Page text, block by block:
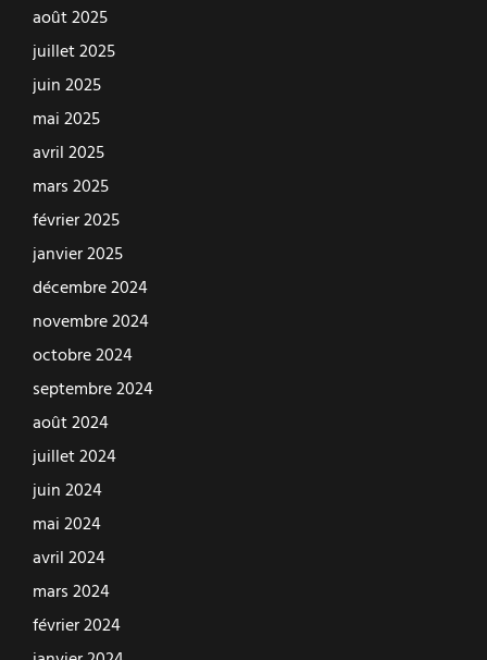
août 2025
juillet 2025
juin 2025
mai 2025
avril 2025
mars 2025
février 2025
janvier 2025
décembre 2024
novembre 2024
octobre 2024
septembre 2024
août 2024
juillet 2024
juin 2024
mai 2024
avril 2024
mars 2024
février 2024